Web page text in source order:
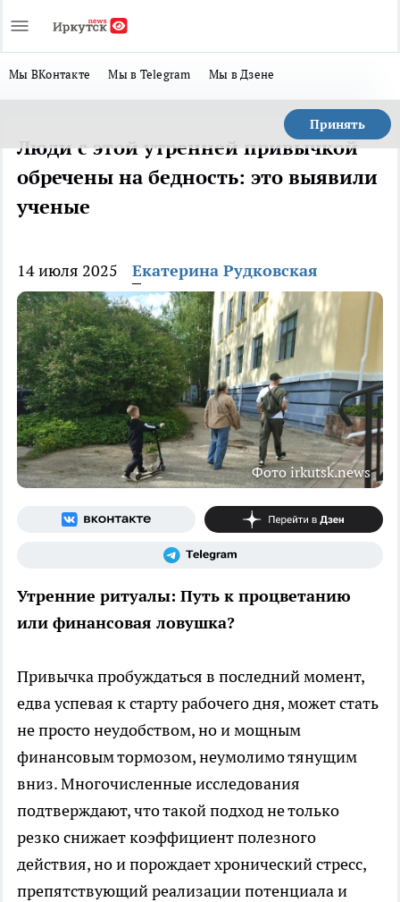
Мы ВКонтакте Мы в Telegram Мы в Дзене
Принять
Люди с этой утренней привычкой
обречены на бедность: это выявили
ученые
14 июля 2025 Екатерина Рудковская
Фото irkutsk.news
Утренние ритуалы: Путь к процветанию
или финансовая ловушка?
Привычка пробуждаться в последний момент,
едва успевая к старту рабочего дня, может стать
не просто неудобством, но и мощным
финансовым тормозом, неумолимо тянущим
вниз. Многочисленные исследования
подтверждают, что такой подход не только
резко снижает коэффициент полезного
действия, но и порождает хронический стресс,
препятствующий реализации потенциала и